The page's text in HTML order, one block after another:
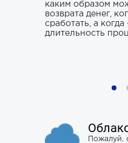
каким образом
возврата денег,
сработать, а
длительность
Пожалуй,